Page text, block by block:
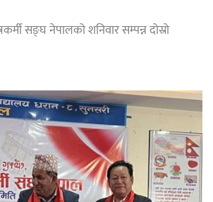
सङ्घ नेपालको शनिवार सम्पन्न दोस्रो